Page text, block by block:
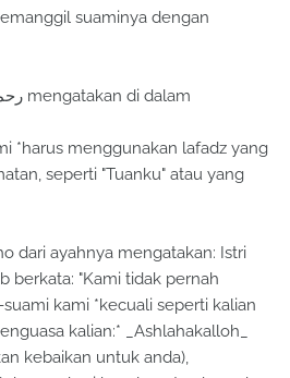
suaminya dengan
*harus menggunakan lafadz yang
seperti "Tuanku" atau yang
dari ayahnya mengatakan: Istri
berkata: "Kami tidak pernah
kami *kecuali seperti kalian
kalian:* _Ashlahakalloh_
kebaikan untuk anda),